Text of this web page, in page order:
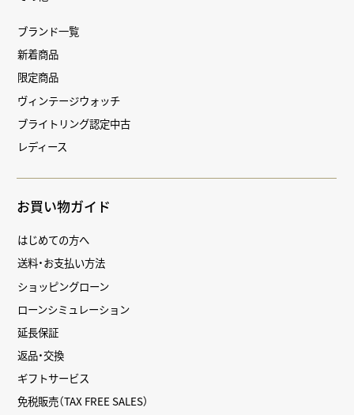
ブランド一覧
新着商品
限定商品
ヴィンテージウォッチ
ブライトリング認定中古
レディース
お買い物ガイド
はじめての方へ
送料・お支払い方法
ショッピングローン
ローンシミュレーション
延長保証
返品・交換
ギフトサービス
免税販売（TAX FREE SALES）